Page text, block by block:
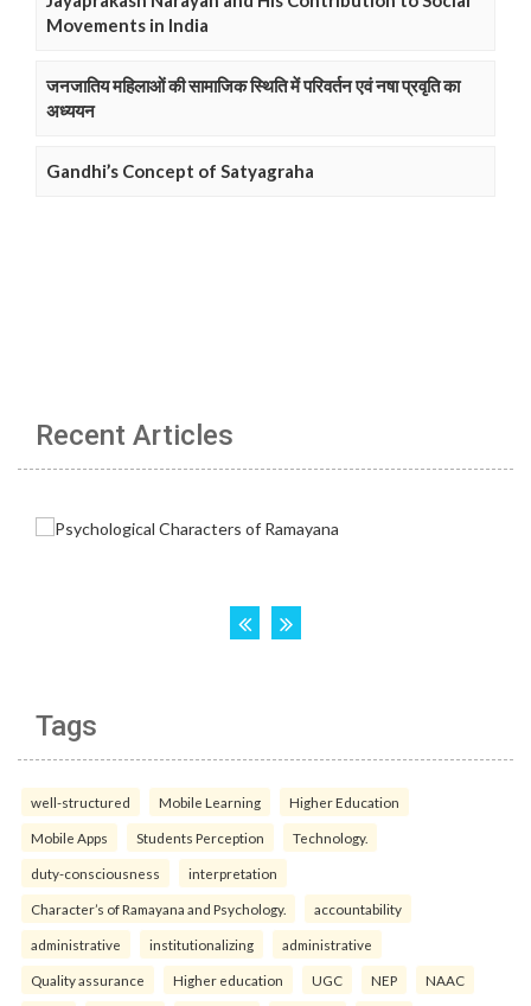
Movements in India
जनजातिय महिलाओं की सामाजिक स्थिति में परिवर्तन एवं नषा प्रवृति का
अध्ययन
Gandhi’s Concept of Satyagraha
Recent Articles
Tags
well-structured Mobile Learning Higher Education
Mobile Apps Students Perception Technology.
duty-consciousness interpretation
Character’s of Ramayana and Psychology. accountability
administrative institutionalizing administrative
Quality assurance Higher education UGC NEP NAAC